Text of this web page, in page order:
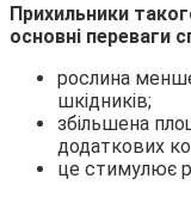
Прихильники
основні переваги
рослина
шкідників;
збільшена
додаткових
це стимулює